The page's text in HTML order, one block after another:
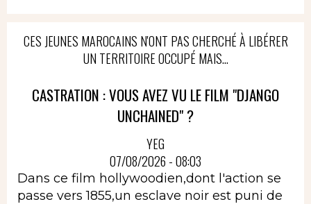
CES JEUNES MAROCAINS N'ONT PAS CHERCHÉ À LIBÉRER
UN TERRITOIRE OCCUPÉ MAIS...
CASTRATION : VOUS AVEZ VU LE FILM "DJANGO
UNCHAINED" ?
YEG
07/08/2026 - 08:03
Dans ce film hollywoodien,dont l'action se
passe vers 1855,un esclave noir est puni de